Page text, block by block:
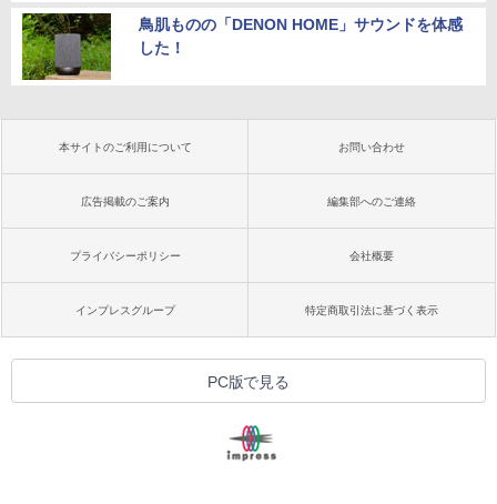
鳥肌ものの「DENON HOME」サウンドを体感
した！
本サイトのご利用について お問い合わせ
広告掲載のご案内 編集部へのご連絡
プライバシーポリシー 会社概要
インプレスグループ 特定商取引法に基づく表示
PC版で見る